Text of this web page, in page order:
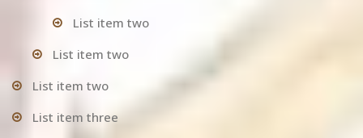
List item two
List item two
List item two
List item three